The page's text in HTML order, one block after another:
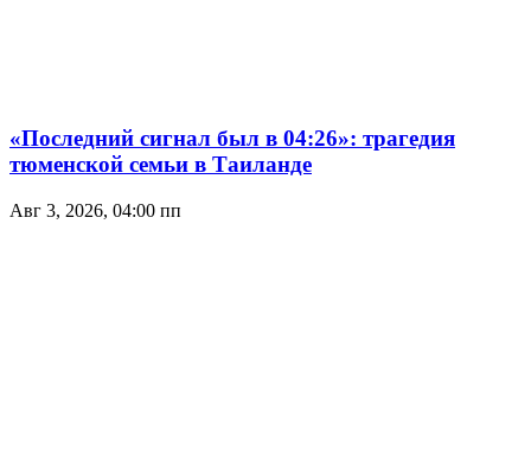
«Последний сигнал был в 04:26»: трагедия
тюменской семьи в Таиланде
Авг 3, 2026, 04:00 пп